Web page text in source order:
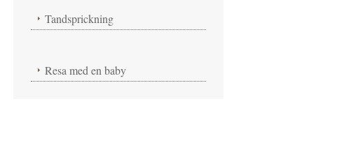
Tandsprickning
Resa med en baby